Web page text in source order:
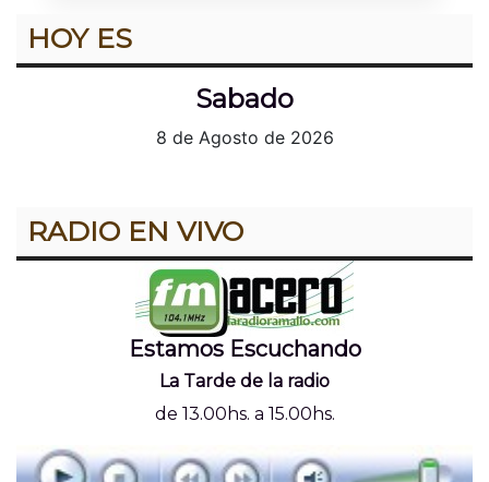
HOY ES
Sabado
8 de Agosto de 2026
RADIO EN VIVO
Estamos Escuchando
La Tarde de la radio
de 13.00hs. a 15.00hs.